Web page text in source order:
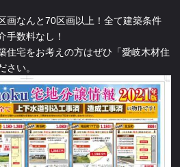
画なんと70区画以上！全て建築条件
手数料なし！
住宅をお考えの方はぜひ「愛岐木材住
さい。